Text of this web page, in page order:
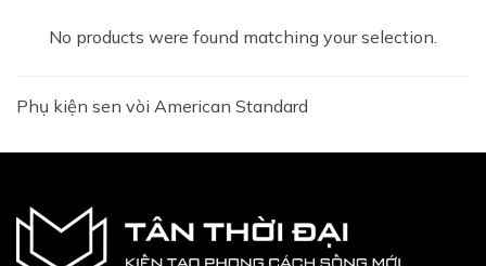
No products were found matching your selection.
Phụ kiện sen vòi American Standard